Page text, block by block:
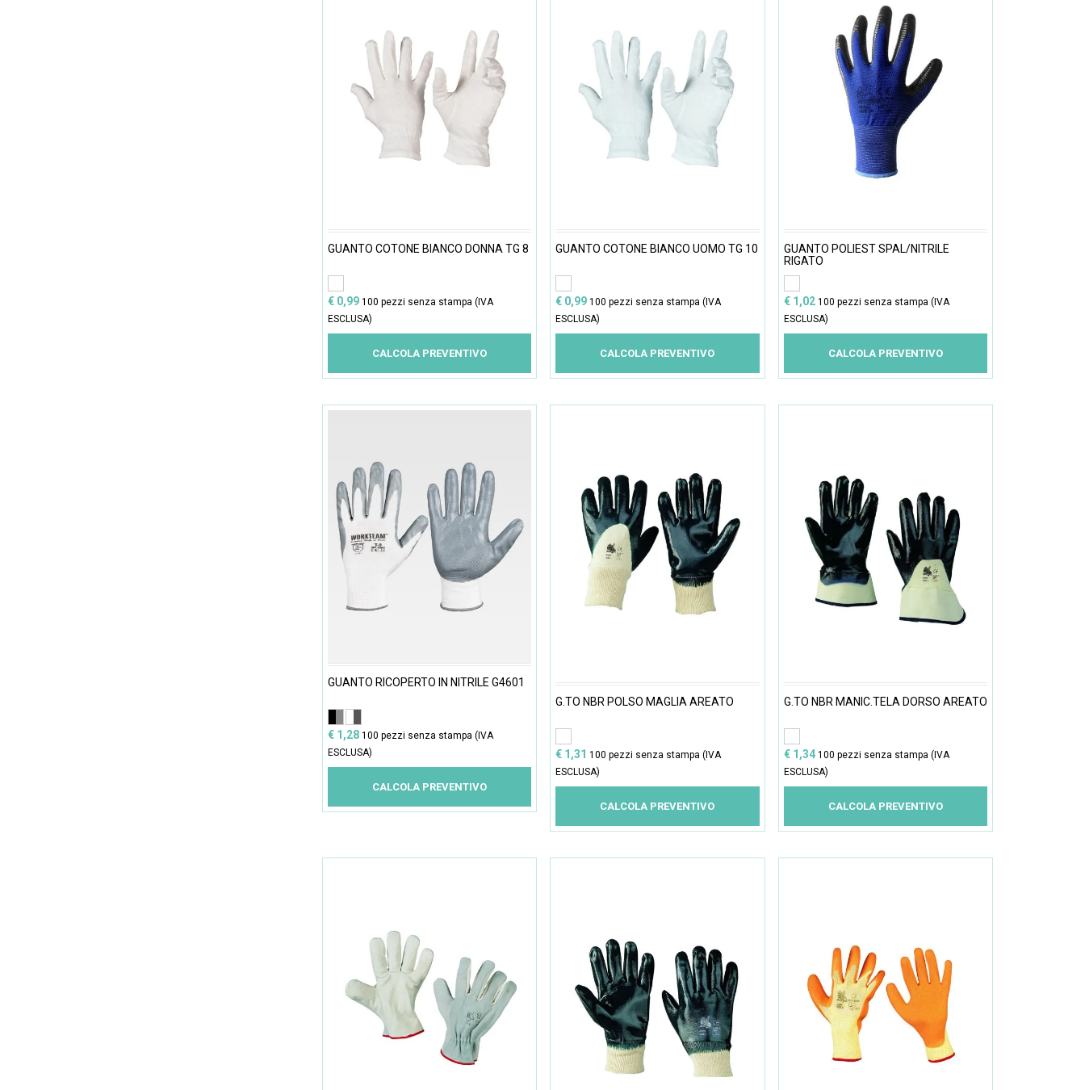
GUANTO COTONE BIANCO DONNA TG 8
€ 0,99 100 pezzi senza stampa (IVA
ESCLUSA)
CALCOLA PREVENTIVO
GUANTO COTONE BIANCO UOMO TG 10
€ 0,99100 pezzi senza stampa (IVA
ESCLUSA)
CALCOLA PREVENTIVO
GUANTO POLIEST SPAL/NITRILE
RIGATO
€ 1,02 100 pezzi senza stampa (IVA
ESCLUSA)
CALCOLA PREVENTIVO
GUANTO RICOPERTO IN NITRILE G4601
€ 1,28 100 pezzi senza stampa (IVA
ESCLUSA)
CALCOLA PREVENTIVO
G.TO NBR POLSO MAGLIA AREATO
€ 1,31100 pezzi senza stampa (IVA
ESCLUSA)
CALCOLA PREVENTIVO
G.TO NBR MANIC.TELA DORSO AREATO
€ 1,34 100 pezzi senza stampa (IVA
ESCLUSA)
CALCOLA PREVENTIVO